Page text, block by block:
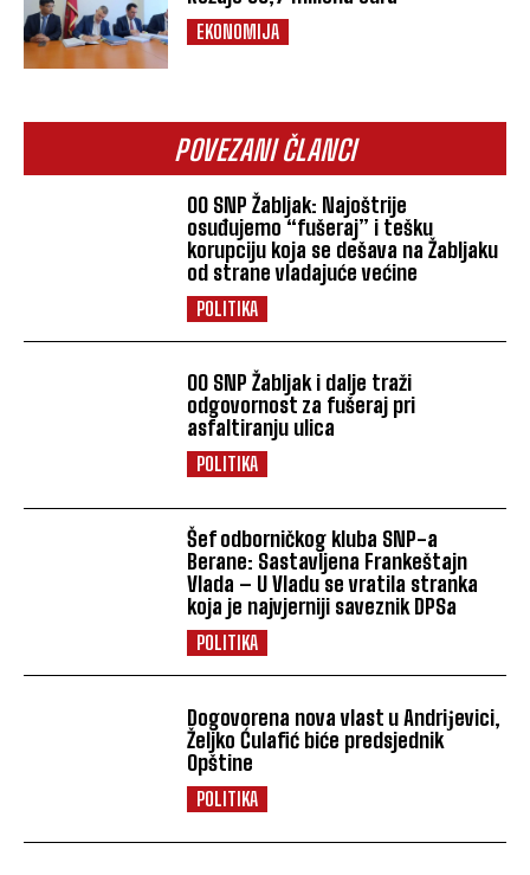
EKONOMIJA
POVEZANI ČLANCI
OO SNP Žabljak: Najoštrije
osuđujemo “fušeraj” i tešku
korupciju koja se dešava na Žabljaku
od strane vladajuće većine
POLITIKA
OO SNP Žabljak i dalje traži
odgovornost za fušeraj pri
asfaltiranju ulica
POLITIKA
Šef odborničkog kluba SNP-a
Berane: Sastavljena Frankeštajn
Vlada – U Vladu se vratila stranka
koja je najvjerniji saveznik DPSa
POLITIKA
Dogovorena nova vlast u Andriјevici,
Željko Ćulafić biće predsjednik
Opštine
POLITIKA